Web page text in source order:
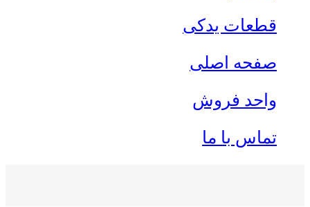
قطعات یدکی
صفحه اصلی
واحد فروش
تماس با ما